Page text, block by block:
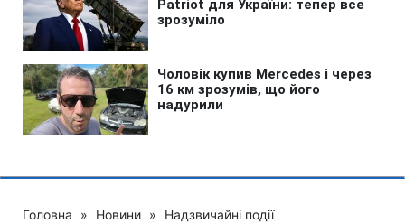
Головна » Новини » Надзвичайні події